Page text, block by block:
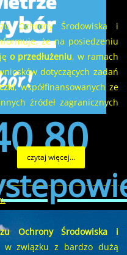
80
Ochrony Środowiska i
że na posiedzeniu
o przedłużeniu, w ramach
dotyczących zadań
, współfinansowanych ze
źródeł zagranicznych
czytaj więcej...
Ochrony Środowiska i
w związku z bardzo dużą